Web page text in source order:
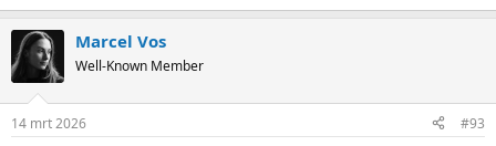
Marcel Vos
Well-Known Member
14 mrt 2026 #93